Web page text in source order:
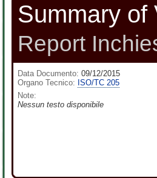
Summary of
Report
Data Documento: 09/12/2015
Organo Tecnico: ISO/TC 205
Note:
Nessun testo disponibile